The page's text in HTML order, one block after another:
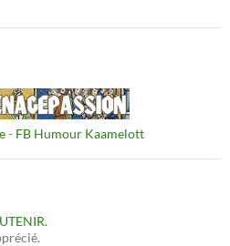
- FB Humour Kaamelott